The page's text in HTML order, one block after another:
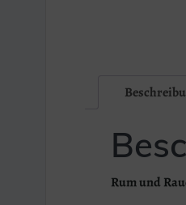
Rum und